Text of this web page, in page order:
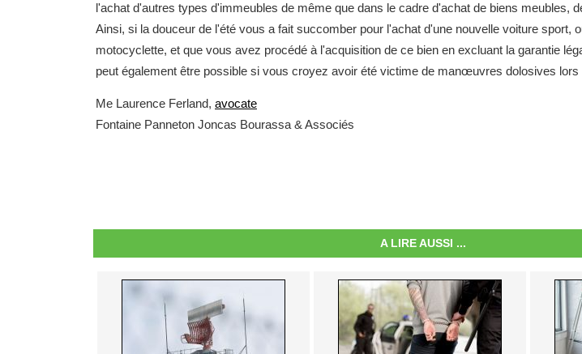
l'achat d'autres types d'immeubles de même que dans le cadre d'achat de biens meubles,
Ainsi, si la douceur de l'été vous a fait succomber pour l'achat d'une nouvelle voiture sport,
motocyclette, et que vous avez procédé à l'acquisition de ce bien en excluant la garantie
peut également être possible si vous croyez avoir été victime de manœuvres dolosives lors
Me Laurence Ferland, avocate
Fontaine Panneton Joncas Bourassa & Associés
A LIRE AUSSI ...